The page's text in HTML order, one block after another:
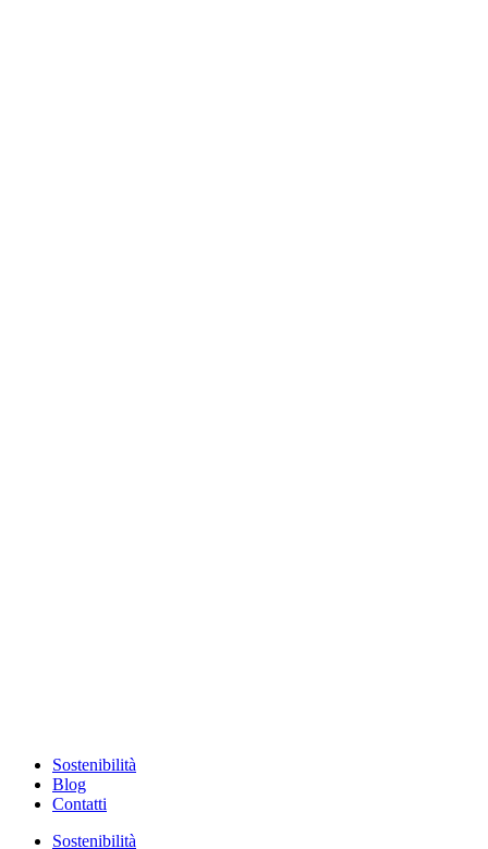
Sostenibilità
Blog
Contatti
Sostenibilità